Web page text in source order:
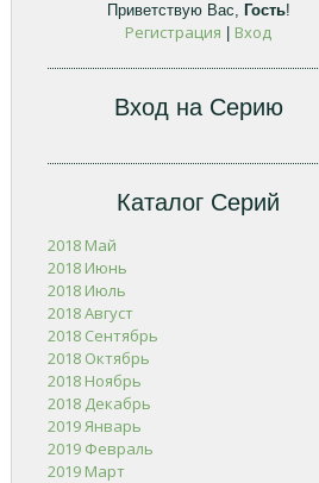
Приветствую Вас, Гость!
Регистрация Вход
Вход на Серию
Каталог Серий
2018 Май
2018 Июнь
2018 Июль
2018 Август
2018 Сентябрь
2018 Октябрь
2018 Ноябрь
2018 Декабрь
2019 Январь
2019 Февраль
2019 Март